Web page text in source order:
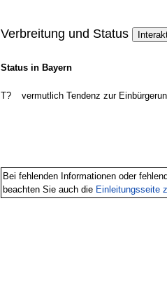
Verbreitung und Status
Status in Bayern
T? vermutlich Tendenz zur
Bei fehlenden Informationen oder
beachten Sie auch die Einleitungsseite